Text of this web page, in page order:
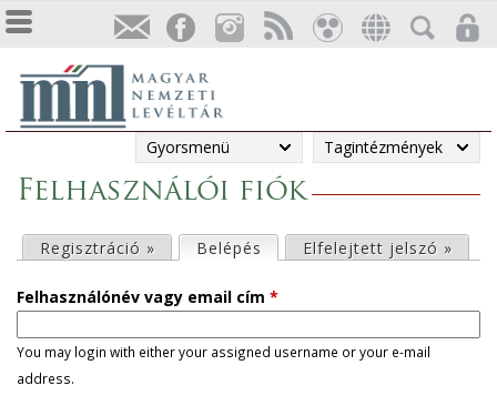
Gyorsmenü Tagintézmények
Felhasználói fiók
l
s
ő
Regisztráció » Belépés (aktív fül)Elfelejtett jelszó »
Felhasználónév vagy email cím *
You may login with either your assigned username or your e-mail
address.